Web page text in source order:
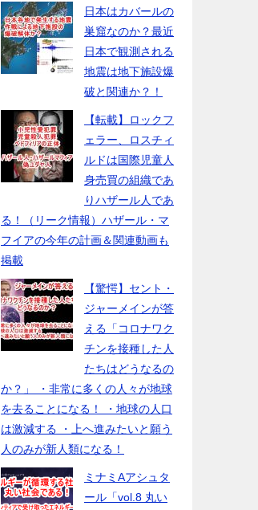
日本はカバールの
巣窟なのか？最近
日本で観測される
地震は地下施設爆
破と関連か？！
【転載】ロックフ
ェラー、ロスチィ
ルドは国際児童人
身売買の組織であ
りハザール人であ
る！（リーク情報）ハザール・マ
フイアの今年の計画＆関連動画も
掲載
【驚愕】セント・
ジャーメインが答
える「コロナワク
チンを接種した人
たちはどうなるの
か？」 ・非常に多くの人々が地球
を去ることになる！ ・地球の人口
は激減する ・上へ進みたいと願う
人のみが新人類になる！
ミナミAアシュタ
ール「vol.8 丸い